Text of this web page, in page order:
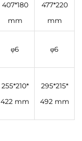
407*180
mm
477*220
mm
φ6 φ6
255*210*
422 mm
295*215*
492 mm